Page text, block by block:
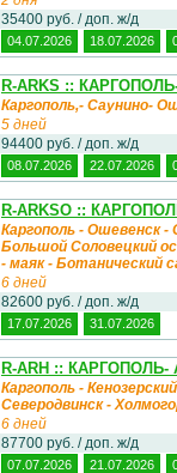
35400 руб. / доп. ж/д
04.07.2026 18.07.2026
R-ARKS ::
Каргополь,- Саунино-
5 дней
94400 руб. / доп. ж/д
08.07.2026 22.07.2026
R-ARKSO ::
Каргополь - Ошевенск -
Большой Соловецкий
- маяк - Ботанический
6 дней
82600 руб. / доп. ж/д
17.07.2026 31.07.2026
R-ARH ::
Каргополь -
Северодвинск -
6 дней
87700 руб. / доп. ж/д
07.07.2026 21.07.2026